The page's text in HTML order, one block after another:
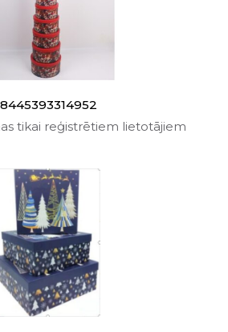
8445393314952
tikai reģistrētiem lietotājiem